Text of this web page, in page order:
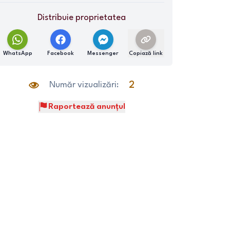
Distribuie proprietatea
WhatsApp Facebook Messenger Copiază link
Număr vizualizări: 2
Raportează anunțul